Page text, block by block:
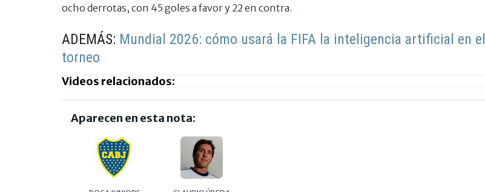
ocho derrotas, con 45 goles a favor y 22 en contra.
ADEMÁS: Mundial 2026: cómo usará la FIFA la inteligencia artificial en el
torneo
Videos relacionados:
Aparecen en esta nota: